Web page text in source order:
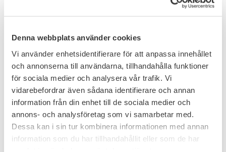
Denna webbplats använder cookies
Vi använder enhetsidentifierare för att anpassa innehållet
och annonserna till användarna, tillhandahålla funktioner
för sociala medier och analysera vår trafik. Vi
vidarebefordrar även sådana identifierare och annan
information från din enhet till de sociala medier och
annons- och analysföretag som vi samarbetar med.
Dessa kan i sin tur kombinera informationen med annan
information som du har tillhandahållit eller som de har
Vevradio med solcell, powerbank
359KR 319KR
FAVORITE